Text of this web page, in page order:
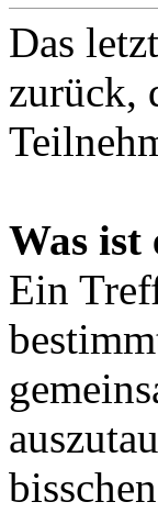
Das
zurück,
Was ist
Ein